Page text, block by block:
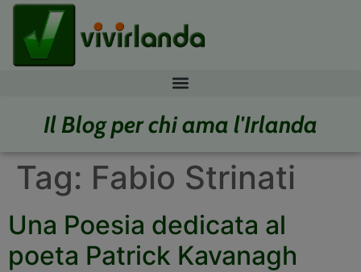
Il Blog per chi ama l'Irlanda
Tag: Fabio Strinati
Una Poesia dedicata al
poeta Patrick Kavanagh